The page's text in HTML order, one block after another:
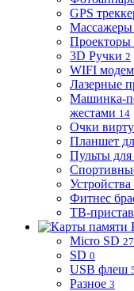
GPS
Массажеры
Проекторы
3D Ручки 2
WIFI
Лазерные
Машинка-
жестами 14
Очки
Планшет
Пульты
Фитнес
ТВ-
Micro SD
SD 0
USB флеш
Разное 3